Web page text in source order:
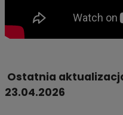
Ostatnia
23.04.2026